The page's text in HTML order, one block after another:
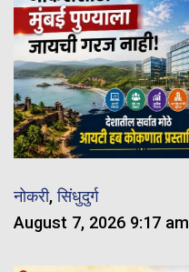
नोकरी,सिंधुदुर्ग
August 7, 2026 9:17 am